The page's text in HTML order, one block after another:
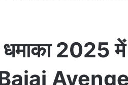
2025